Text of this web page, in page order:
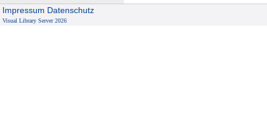
Impressum Datenschutz
Visual Library Server 2026